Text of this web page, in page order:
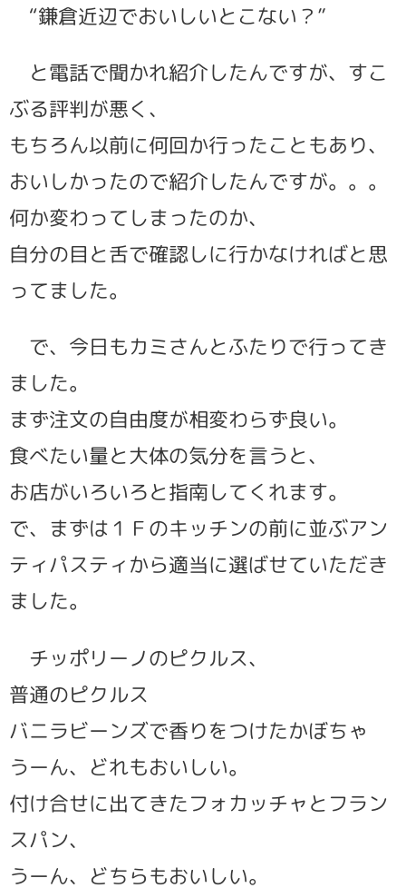
“鎌倉近辺でおいしいとこない？”
と電話で聞かれ紹介したんですが、すこ
ぶる評判が悪く、
もちろん以前に何回か行ったこともあり、
おいしかったので紹介したんですが。。。
何か変わってしまったのか、
自分の目と舌で確認しに行かなければと思
ってました。
で、今日もカミさんとふたりで行ってき
ました。
まず注文の自由度が相変わらず良い。
食べたい量と大体の気分を言うと、
お店がいろいろと指南してくれます。
で、まずは１Ｆのキッチンの前に並ぶアン
ティパスティから適当に選ばせていただき
ました。
チッポリーノのピクルス、
普通のピクルス
バニラビーンズで香りをつけたかぼちゃ
うーん、どれもおいしい。
付け合せに出てきたフォカッチャとフラン
スパン、
うーん、どちらもおいしい。